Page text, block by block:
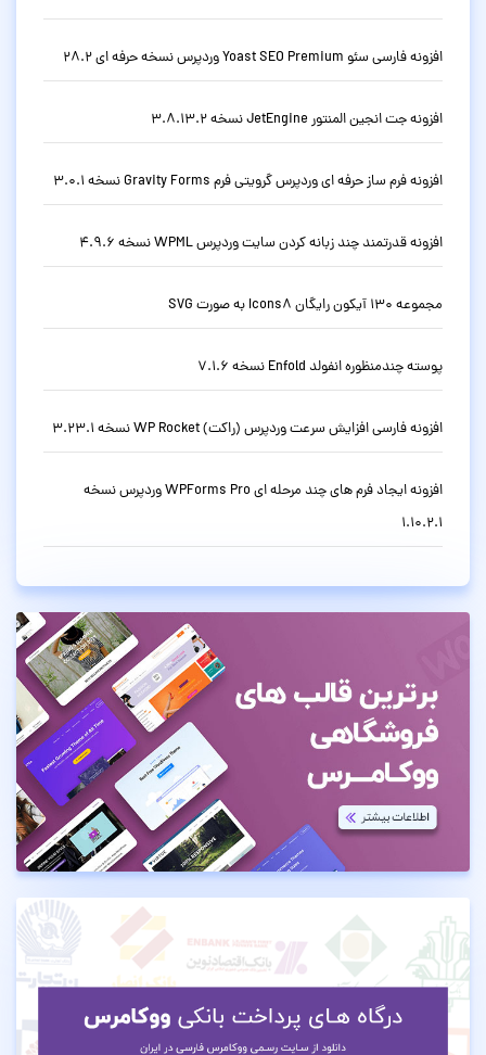
افزونه فارسی سئو Yoast SEO Premium وردپرس نسخه حرفه ای 28.2
افزونه جت انجین المنتور JetEngine نسخه 3.8.13.2
افزونه فرم ساز حرفه ای وردپرس گرویتی فرم Gravity Forms نسخه 3.0.1
افزونه قدرتمند چند زبانه کردن سایت وردپرس WPML نسخه 4.9.6
مجموعه 130 آیکون رایگان Icons8 به صورت SVG
پوسته چندمنظوره انفولد Enfold نسخه 7.1.6
افزونه فارسی افزایش سرعت وردپرس (راکت) WP Rocket نسخه 3.23.1
افزونه ایجاد فرم های چند مرحله ای WPForms Pro وردپرس نسخه
1.10.2.1